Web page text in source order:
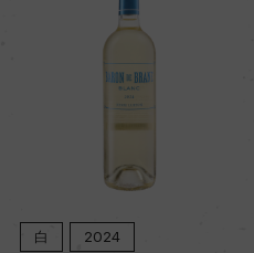
白 2024